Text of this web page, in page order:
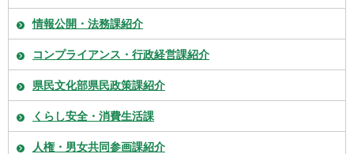
情報公開・法務課紹介
コンプライアンス・行政経営課紹介
県民文化部県民政策課紹介
くらし安全・消費生活課
人権・男女共同参画課紹介